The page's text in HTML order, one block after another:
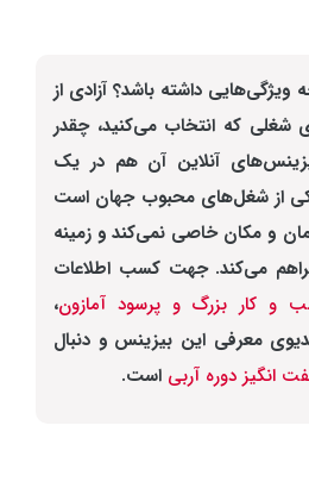
ویژگی‌هایی داشته باشد؟ آزادی از
شغلی که انتخاب می‌کنید، چقدر
آنلاین آن هم در یک
از شغل‌های محبوب جهان است
و مکان خاصی نمی‌کند و زمینه
می‌کند. جهت کسب اطلاعات
و کار بزرگ و پرسود آمازون،
معرفی این بیزینس و دنبال
انگیز دوره آربی است.